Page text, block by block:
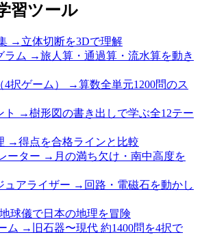
習ツール
→ 立体切断を3Dで理解
ラム →旅人算・通過算・流水算を動き
択ゲーム）
→算数全単元1200問のス
ト
→樹形図の書き出しで学ぶ全12テー
→得点を合格ラインと比較
ーター → 月の満ち欠け・南中高度を
ュアライザー → 回路・電磁石を動かし
球儀で日本の地理を冒険
ム → 旧石器〜現代 約1400問を4択で